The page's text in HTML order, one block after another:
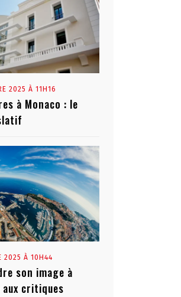
2025 À 11H16
à Monaco : le
2025 À 10H44
son image à
critiques